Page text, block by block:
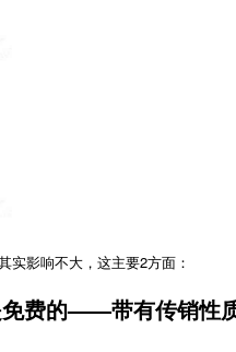
实影响不大，这主要2方面：
费的——带有传销性